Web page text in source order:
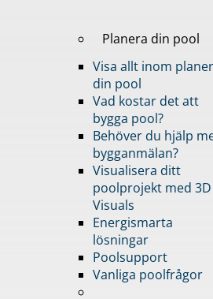
Planera din pool
Visa allt inom
din pool
Vad kostar det att
bygga pool?
Behöver du hjälp
bygganmälan?
Visualisera ditt
poolprojekt med 3D
Visuals
Energismarta
lösningar
Poolsupport
Vanliga poolfrågor